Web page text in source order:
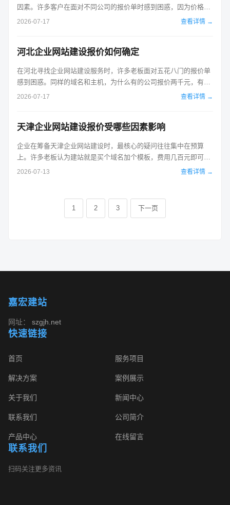
因素。许多客户在面对不同公司的报价单时感到困惑，因为价格差
异可能从几千元到数万元不等。这种差异并非随意定价，而是由网
确的是，河北企业网站建设报价...
2026-07-17 查看详情 →
河北企业网站建设报价如何确定
在河北寻找企业网站建设服务时，许多老板面对五花八门的报价单
感到困惑。同样的域名和主机，为什么有的公司报价两千元，有的
却要两万？这背后的核心在于网站的建设方式、功能需求以及后续
的方式分为模板建站和定制开发...
2026-07-17 查看详情 →
天津企业网站建设报价受哪些因素影响
企业在筹备天津企业网站建设时，最核心的疑问往往集中在预算
上。许多老板认为建站就是买个域名加个模板，费用几百元即可搞
定，这种认知偏差容易导致后续项目烂尾或体验极差。实际上，天
2026-07-13 查看详情 →
1 2 3 下一页
嘉宏建站
网址： szgjh.net
快速链接
首页 服务项目
解决方案 案例展示
关于我们 新闻中心
联系我们 公司简介
产品中心 在线留言
联系我们
扫码关注更多资讯